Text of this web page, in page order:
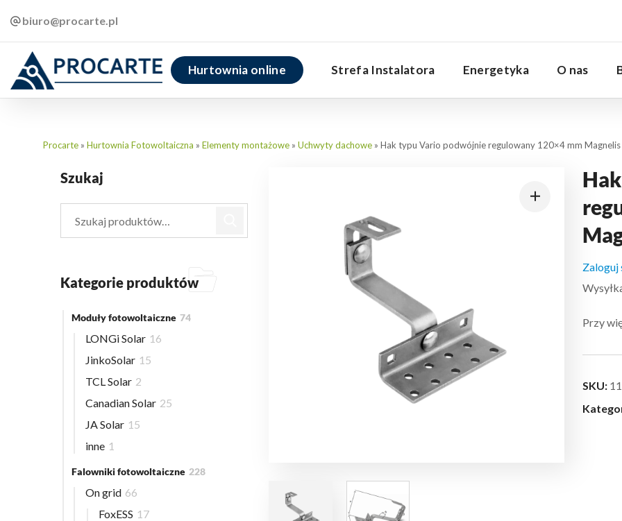
biuro@procarte.pl
Hurtownia online Strefa Instalatora Energetyka O nas
Procarte » Hurtownia Fotowoltaiczna » Elementy montażowe » Uchwyty dachowe » Hak typu Vario podwójnie regulowany 120×4 mm Magnelis
Zaloguj
Przy
SKU:
Szukaj
Kategorie produktów
Moduły fotowoltaiczne 74
LONGi Solar 16
JinkoSolar 15
TCL Solar 2
Canadian Solar 25
JA Solar 15
inne 1
Falowniki fotowoltaiczne 228
On grid 66
FoxESS 17